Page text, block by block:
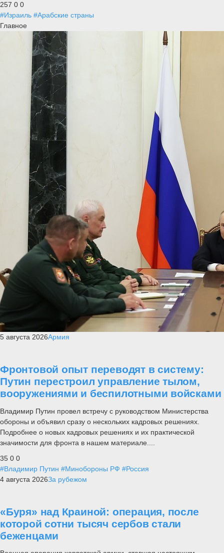
257 0 0
#Израиль #Арабские страны
Главное
5 августа 2026Армия
Фронтовой опыт переводят в систему:
Путин перестроил управление тылом,
вооружениями и беспилотными войсками
Владимир Путин провел встречу с руководством Министерства
обороны и объявил сразу о нескольких кадровых решениях.
Подробнее о новых кадровых решениях и их практической
значимости для фронта в нашем материале....
35 0 0
#Владимир Путин #Минобороны РФ #Россия
4 августа 2026За рубежом
«Буря» над Краиной: операция, после
которой сотни тысяч сербов стали
беженцами